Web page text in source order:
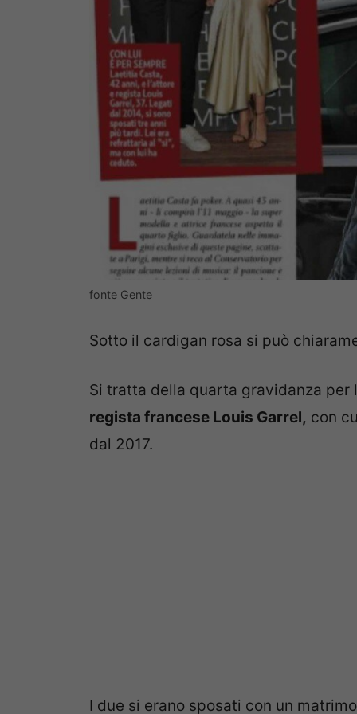
fonte Gente
Sotto il cardigan rosa si può
Si tratta della quarta gravidanza per
regista francese Louis Garrel, con
dal 2017.
I due si erano sposati con un